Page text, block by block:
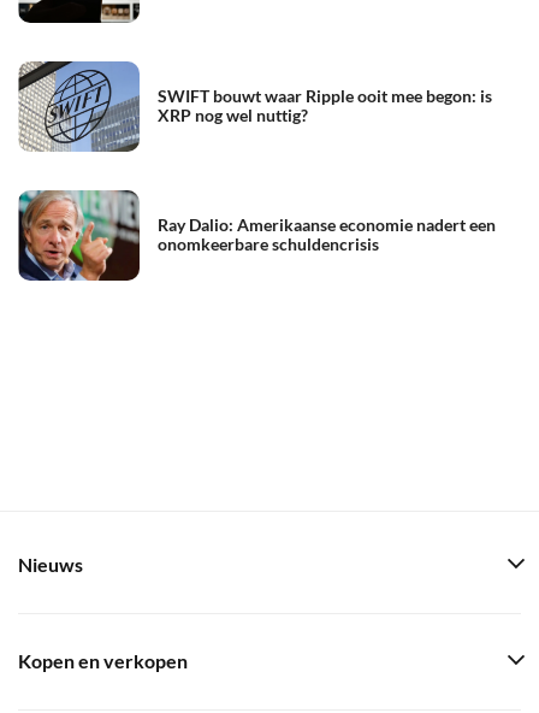
SWIFT bouwt waar Ripple ooit mee begon: is
XRP nog wel nuttig?
Ray Dalio: Amerikaanse economie nadert een
onomkeerbare schuldencrisis
Nieuws
Kopen en verkopen